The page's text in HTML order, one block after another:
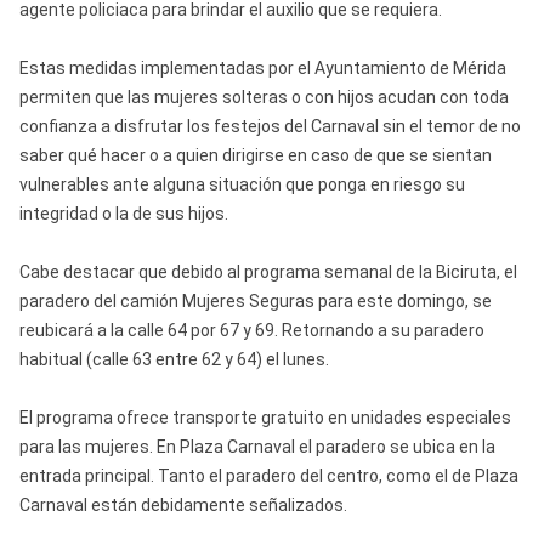
agente policiaca para brindar el auxilio que se requiera.
Estas medidas implementadas por el Ayuntamiento de Mérida
permiten que las mujeres solteras o con hijos acudan con toda
confianza a disfrutar los festejos del Carnaval sin el temor de no
saber qué hacer o a quien dirigirse en caso de que se sientan
vulnerables ante alguna situación que ponga en riesgo su
integridad o la de sus hijos.
Cabe destacar que debido al programa semanal de la Biciruta, el
paradero del camión Mujeres Seguras para este domingo, se
reubicará a la calle 64 por 67 y 69. Retornando a su paradero
habitual (calle 63 entre 62 y 64) el lunes.
El programa ofrece transporte gratuito en unidades especiales
para las mujeres. En Plaza Carnaval el paradero se ubica en la
entrada principal. Tanto el paradero del centro, como el de Plaza
Carnaval están debidamente señalizados.